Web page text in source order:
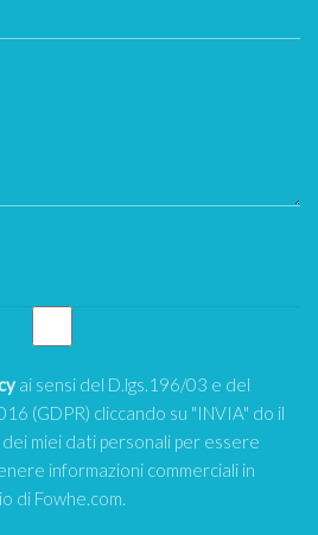
ai sensi del D.lgs.196/03 e del
(GDPR) cliccando su "INVIA" do il
miei dati personali per essere
informazioni commerciali in
di Fowhe.com.